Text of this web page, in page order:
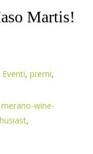
Martis!
Eventi, premi,
merano-wine-
,